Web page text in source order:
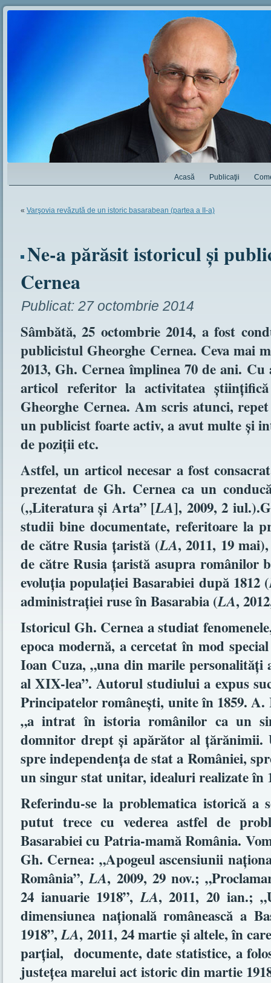
Acasă Publicaţii
« Varşovia revăzută de un istoric basarabean (partea a II-a)
Ne-a părăsit istoricul şi
Cernea
Publicat: 27 octombrie 2014
Sâmbătă, 25 octombrie 2014, a fost
publicistul Gheorghe Cernea. Ceva mai
2013, Gh. Cernea împlinea 70 de ani.
articol referitor la activitatea
Gheorghe Cernea. Am scris atunci,
un publicist foarte activ, a avut multe şi
de poziţii etc.
Astfel, un articol necesar a fost
prezentat de Gh. Cernea ca un
(„Literatura şi Arta” [LA], 2009, 2
studii bine documentate, referitoare la
de către Rusia ţaristă (LA, 2011, 19
de către Rusia ţaristă asupra românilor
evoluţia populaţiei Basarabiei după 1812 (
administraţiei ruse în Basarabia (LA,
Istoricul Gh. Cernea a studiat
epoca modernă, a cercetat în mod
Ioan Cuza, „una din marile
al XIX-lea”. Autorul studiului a expus
Principatelor româneşti, unite în 1859.
„a intrat în istoria românilor ca un
domnitor drept şi apărător al ţărănimii.
spre independenţa de stat a României,
un singur stat unitar, idealuri realizate în
Referindu-se la problematica istorică
putut trece cu vederea astfel de
Basarabiei cu Patria-mamă România.
Gh. Cernea: „Apogeul ascensiunii
România”,LA, 2009, 29 nov.;
24 ianuarie 1918”,LA, 2011, 20 ian.;
dimensiunea naţională românească a
1918”,LA, 2011, 24 martie şi altele, în
parţial, documente, date statistice, a
justeţea marelui act istoric din martie